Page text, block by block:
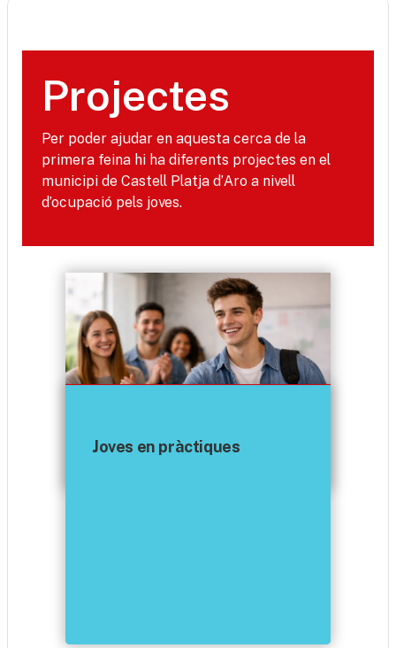
Projectes
Per poder ajudar en aquesta cerca de la
primera feina hi ha diferents projectes en el
municipi de Castell Platja d’Aro a nivell
d’ocupació pels joves.
Joves en pràctiques